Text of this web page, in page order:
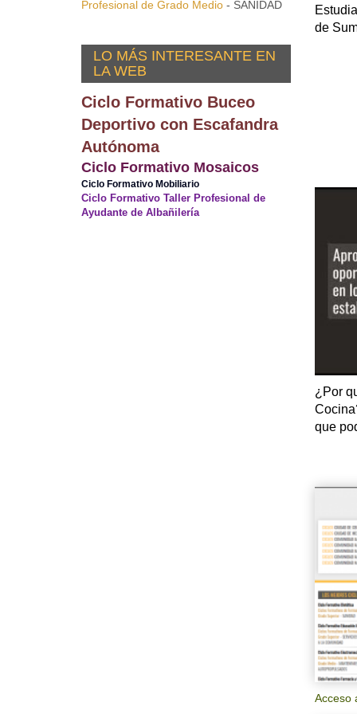
de
¿Por
que
Acceso
Profesional de Grado Medio - SANIDAD
LO MÁS INTERESANTE EN
LA WEB
Ciclo Formativo Buceo
Deportivo con Escafandra
Autónoma
Ciclo Formativo Mosaicos
Ciclo Formativo Mobiliario
Ciclo Formativo Taller Profesional de
Ayudante de Albañilería